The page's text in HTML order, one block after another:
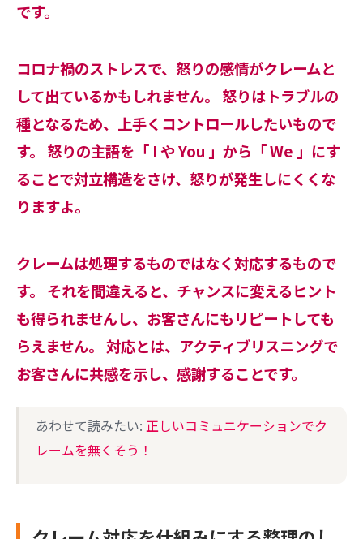
です。
コロナ禍のストレスで、怒りの感情がクレームと
して出ているかもしれません。 怒りはトラブルの
種となるため、上手くコントロールしたいもので
す。 怒りの主語を「 I や You 」から「 We 」にす
ることで対立構造をさけ、怒りが発生しにくくな
りますよ。
クレームは処理するものではなく対応するもので
す。 それを間違えると、チャンスに変えるヒント
も得られませんし、お客さんにもリピートしても
らえません。 対応とは、アクティブリスニングで
お客さんに共感を示し、感謝することです。
あわせて読みたい: 正しいコミュニケーションでク
レームを無くそう！